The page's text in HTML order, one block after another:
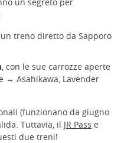
un segreto per
, un treno diretto da Sapporo
, con le sue carrozze aperte
→ Asahikawa, Lavender
(funzionano da giugno
Tuttavia, il JR Pass e
due treni!